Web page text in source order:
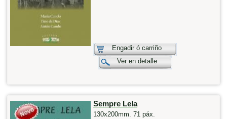
Engadir ó carriño
Ver en detalle
Sempre Lela
130x200mm. 71 páx.